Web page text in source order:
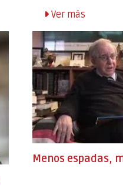
Ver más
Menos espadas,